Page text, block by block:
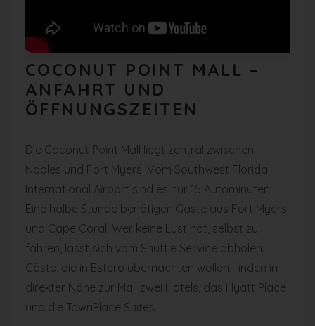
COCONUT POINT MALL –
ANFAHRT UND
ÖFFNUNGSZEITEN
Die Coconut Point Mall liegt zentral zwischen
Naples und Fort Myers. Vom Southwest Florida
International Airport sind es nur 15 Autominuten.
Eine halbe Stunde benötigen Gäste aus Fort Myers
und Cape Coral. Wer keine Lust hat, selbst zu
fahren, lässt sich vom Shuttle Service abholen.
Gäste, die in Estero übernachten wollen, finden in
direkter Nähe zur Mall zwei Hotels, das Hyatt Place
und die TownPlace Suites.